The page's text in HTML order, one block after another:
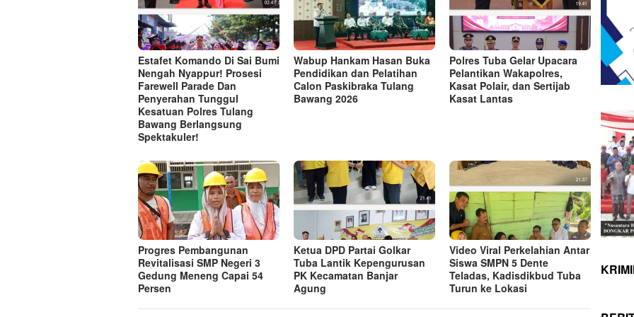
Estafet Komando Di Sai Bumi
Nengah Nyappur! Prosesi
Farewell Parade Dan
Penyerahan Tunggul
Kesatuan Polres Tulang
Bawang Berlangsung
Spektakuler!
Wabup Hankam Hasan Buka
Pendidikan dan Pelatihan
Calon Paskibraka Tulang
Bawang 2026
Polres Tuba Gelar Upacara
Pelantikan Wakapolres,
Kasat Polair, dan Sertijab
Kasat Lantas
Progres Pembangunan
Revitalisasi SMP Negeri 3
Gedung Meneng Capai 54
Persen
Ketua DPD Partai Golkar
Tuba Lantik Kepengurusan
PK Kecamatan Banjar
Agung
Video Viral Perkelahian Antar
Siswa SMPN 5 Dente
Teladas, Kadisdikbud Tuba
Turun ke Lokasi